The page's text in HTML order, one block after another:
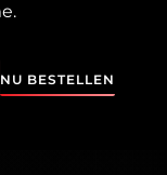
NU BESTELLEN